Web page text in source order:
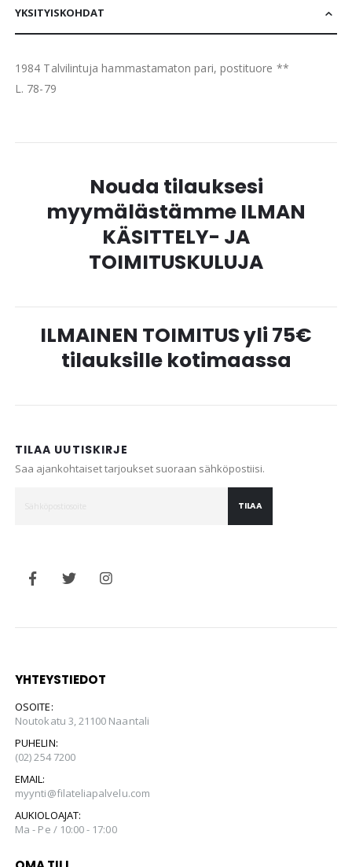
YKSITYISKOHDAT
1984 Talvilintuja hammastamaton pari, postituore **
L. 78-79
Nouda tilauksesi
myymälästämme ILMAN
KÄSITTELY- JA
TOIMITUSKULUJA
ILMAINEN TOIMITUS yli 75€
tilauksille kotimaassa
TILAA UUTISKIRJE
Saa ajankohtaiset tarjoukset suoraan sähköpostiisi.
TILAA
YHTEYSTIEDOT
OSOITE:
Noutokatu 3, 21100 Naantali
PUHELIN:
(02) 254 7200
EMAIL:
myynti@filateliapalvelu.com
AUKIOLOAJAT:
Ma - Pe / 10:00 - 17:00